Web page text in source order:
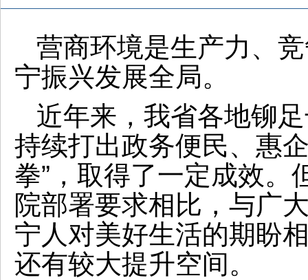
营商环境是生产力、
宁振兴发展全局。
近年来，我省各地铆
持续打出政务便民、惠
拳”，取得了一定成效。
院部署要求相比，与广
宁人对美好生活的期盼
还有较大提升空间。